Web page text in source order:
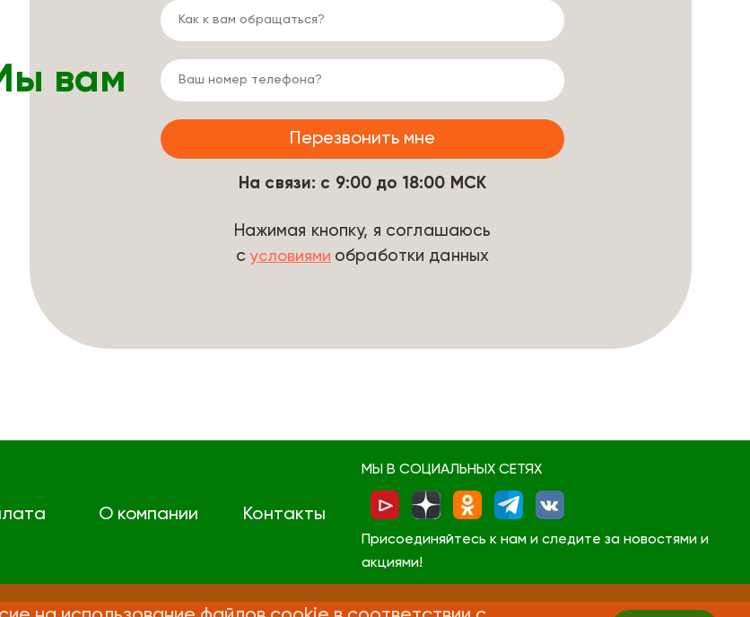
вам
На связи: с 9:00 до 18:00 МСК
Нажимая кнопку, я соглашаюсь
с условиями обработки данных
О компании Контакты
МЫ В СОЦИАЛЬНЫХ СЕТЯХ
Присоединяйтесь к нам и следите за новостями и
акциями!